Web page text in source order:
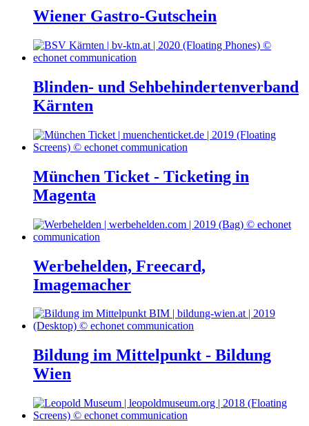
Wiener Gastro-Gutschein
Blinden- und Sehbehindertenverband
Kärnten
München Ticket - Ticketing in
Magenta
Werbehelden, Freecard,
Imagemacher
Bildung im Mittelpunkt - Bildung
Wien